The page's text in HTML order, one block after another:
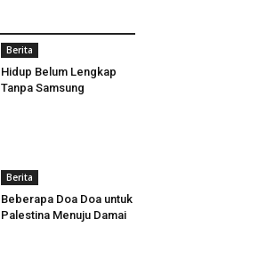
Berita
Hidup Belum Lengkap
Tanpa Samsung
Berita
Beberapa Doa Doa untuk
Palestina Menuju Damai